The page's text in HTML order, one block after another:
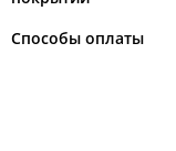
Способы оплаты